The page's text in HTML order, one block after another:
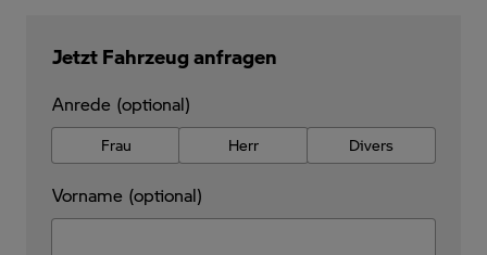
Jetzt Fahrzeug anfragen
Anrede (optional)
Frau Herr Divers
Vorname (optional)